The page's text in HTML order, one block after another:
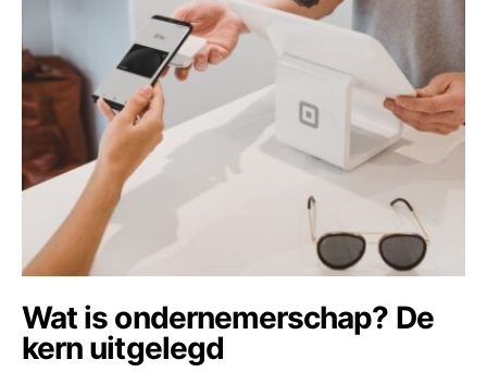
Wat is ondernemerschap? De
kern uitgelegd